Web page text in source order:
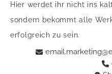
Hier werdet ihr nicht ins
sondern bekommt alle
erfolgreich zu sein.